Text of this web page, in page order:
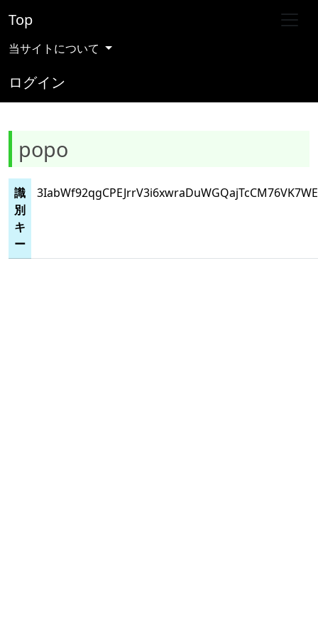
Top
当サイトについて
ログイン
popo
識
別
キ
ー